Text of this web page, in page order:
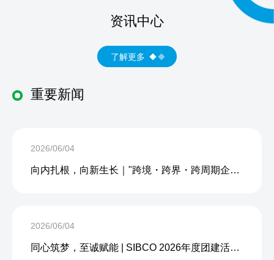
资讯中心
了解更多
重要新闻
2026/06/04
向内扎根，向新生长｜"跨境・跨界・跨周期企业内生力沙龙"成功举办
2026/06/04
同心筑梦，至诚赋能 | SIBCO 2026年度团建活动圆满收官